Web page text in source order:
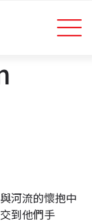
河流的懷抱中
到他們手